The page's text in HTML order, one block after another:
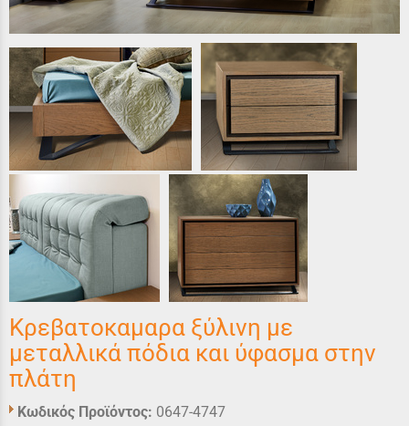
Κρεβατοκαμαρα ξύλινη με
μεταλλικά πόδια και ύφασμα στην
πλάτη
Κωδικός Προϊόντος: 0647-4747